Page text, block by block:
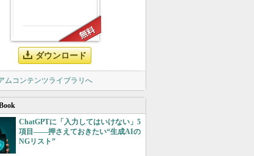
ダウンロード
ムコンテンツライブラリへ
ChatGPTに「入力してはいけない」5
項目――押さえておきたい“生成AIの
NGリスト”